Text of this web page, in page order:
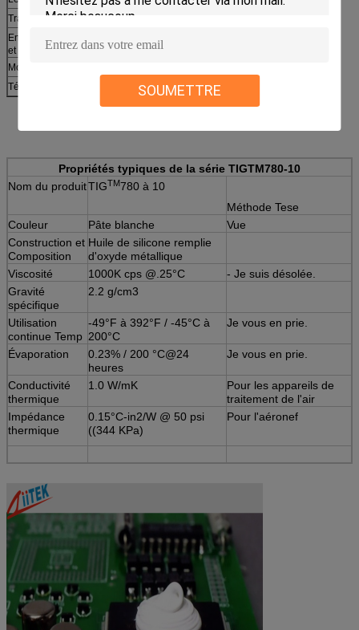
SOUMETTRE
Transistors bipolaires à porte intégrée (IGBT)
Entre tout semi-conducteur générateur de chaleur
et le dissipateur de chaleur
Modules de puissance personnalisés
Télécommunications et électronique automobile
Propriétés typiques de la série TIGTM780-10
Nom du produitTIGTM780 à 10
Méthode Tese
Couleur
Pâte blanche
Vue
Construction et
Composition
Huile de silicone remplie
d'oxyde métallique
Viscosité
1000K cps @.25°C
- Je suis désolée.
Gravité
spécifique
2.2 g/cm3
Utilisation
continue Temp
-49°F à 392°F / -45°C à
200°C
Je vous en prie.
Évaporation
0.23% / 200 °C@24
heures
Je vous en prie.
Conductivité
thermique
1.0 W/mK
Pour les appareils de
traitement de l'air
Impédance
thermique
0.15°C-in2/W @ 50 psi
((344 KPa)
Pour l'aéronef